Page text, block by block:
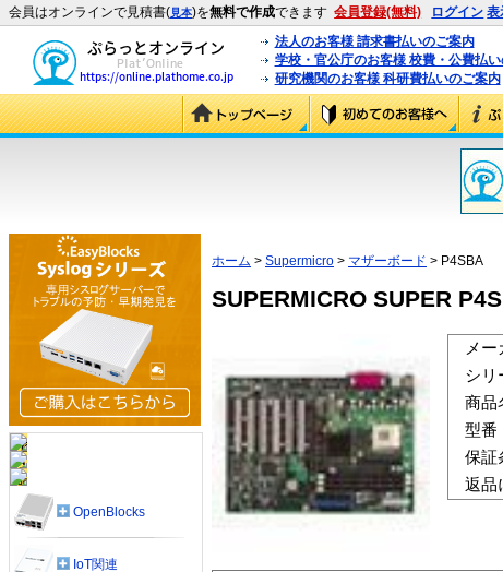
会員はオンラインで見積書(見本)を無料で作成できます 会員登録(無料) ログイン 表
法人のお客様 請求書払いのご案内
学校・官公庁のお客様 校費・公費払
研究機関のお客様 科研費払いのご案内
ホーム > Supermicro > マザーボード > P4SBA
SUPERMICRO SUPER
メー
シリ
商品
型番
保証
返品
OpenBlocks
IoT関連